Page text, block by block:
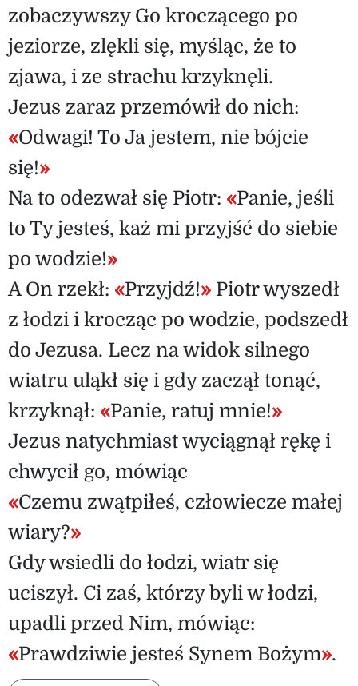
zobaczywszy Go kroczącego po
jeziorze, zlękli się, myśląc, że to
zjawa, i ze strachu krzyknęli.
Jezus zaraz przemówił do nich:
«Odwagi! To Ja jestem, nie bójcie
się!»
Na to odezwał się Piotr: «Panie, jeśli
to Ty jesteś, każ mi przyjść do siebie
po wodzie!»
A On rzekł: «Przyjdź!» Piotr wyszedł
z łodzi i krocząc po wodzie, podszedł
do Jezusa. Lecz na widok silnego
wiatru uląkł się i gdy zaczął tonąć,
krzyknął: «Panie, ratuj mnie!»
Jezus natychmiast wyciągnął rękę i
chwycił go, mówiąc
«Czemu zwątpiłeś, człowiecze małej
wiary?»
Gdy wsiedli do łodzi, wiatr się
uciszył. Ci zaś, którzy byli w łodzi,
upadli przed Nim, mówiąc:
«Prawdziwie jesteś Synem Bożym».